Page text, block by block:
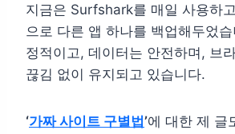
지금은 Surfshark를 매일 사용하
으로 다른 앱 하나를 백업해두었
정적이고, 데이터는 안전하며, 브
끊김 없이 유지되고 있습니다.
‘가짜 사이트 구별법’에 대한 제 글